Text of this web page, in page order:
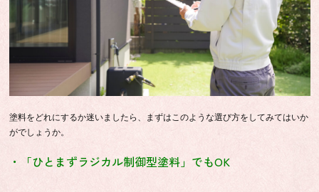
塗料をどれにするか迷いましたら、まずはこのような選び方をしてみてはいか
がでしょうか。
・「ひとまずラジカル制御型塗料」でもOK